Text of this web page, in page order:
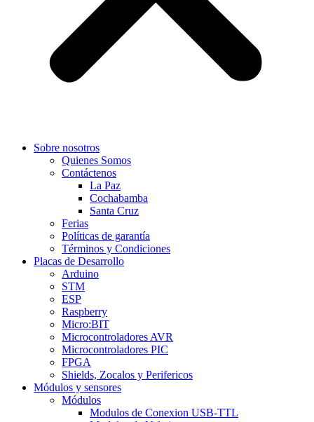
Sobre nosotros
Quienes Somos
Contáctenos
La Paz
Cochabamba
Santa Cruz
Ferias
Políticas de garantía
Términos y Condiciones
Placas de Desarrollo
Arduino
STM
ESP
Raspberry
Micro:BIT
Microcontroladores AVR
Microcontroladores PIC
FPGA
Shields, Zocalos y Perifericos
Módulos y sensores
Módulos
Modulos de Conexion USB-TTL